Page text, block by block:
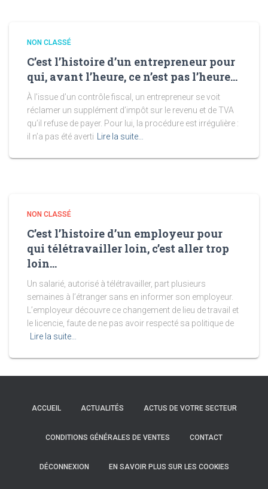
NON CLASSÉ
C’est l’histoire d’un entrepreneur pour
qui, avant l’heure, ce n’est pas l’heure…
À l’issue d’un contrôle fiscal, un entrepreneur se voit
réclamer un supplément d’impôt sur le revenu et de TVA
qu’il refuse de payer. Pour lui, la procédure est irrégulière :
il n’a pas été averti
Lire la suite…
NON CLASSÉ
C’est l’histoire d’un employeur pour
qui télétravailler loin, c’est aller trop
loin…
Un salarié, autorisé à télétravailler, part plusieurs
semaines à l’étranger sans en informer son employeur.
L’employeur découvre ce changement de lieu de travail et
le licencie, faute de ne pas avoir respecté sa politique de
Lire la suite…
ACCUEIL ACTUALITÉS ACTUS DE VOTRE SECTEUR
CONDITIONS GÉNÉRALES DE VENTES CONTACT
DÉCONNEXION EN SAVOIR PLUS SUR LES COOKIES